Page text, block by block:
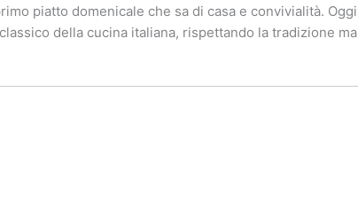
piatto domenicale che sa di casa e convivialità. Oggi
della cucina italiana, rispettando la tradizione ma